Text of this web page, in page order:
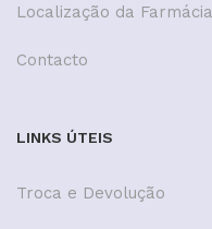
Localização da Farmácia
Contacto
LINKS ÚTEIS
Troca e Devolução